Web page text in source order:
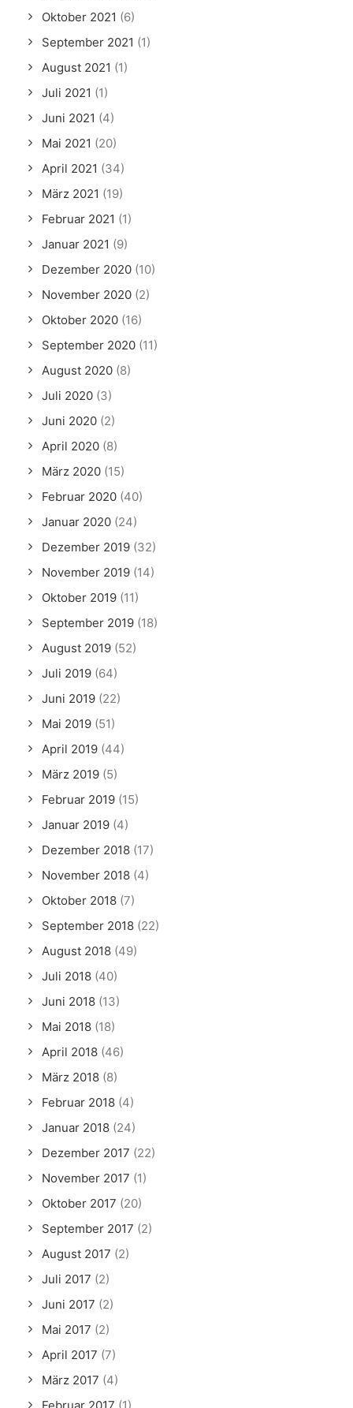
Oktober 2021 (6)
September 2021 (1)
August 2021 (1)
Juli 2021 (1)
Juni 2021 (4)
Mai 2021 (20)
April 2021 (34)
März 2021 (19)
Februar 2021 (1)
Januar 2021 (9)
Dezember 2020 (10)
November 2020 (2)
Oktober 2020 (16)
September 2020 (11)
August 2020 (8)
Juli 2020 (3)
Juni 2020 (2)
April 2020 (8)
März 2020 (15)
Februar 2020 (40)
Januar 2020 (24)
Dezember 2019 (32)
November 2019 (14)
Oktober 2019 (11)
September 2019 (18)
August 2019 (52)
Juli 2019 (64)
Juni 2019 (22)
Mai 2019 (51)
April 2019 (44)
März 2019 (5)
Februar 2019 (15)
Januar 2019 (4)
Dezember 2018 (17)
November 2018 (4)
Oktober 2018 (7)
September 2018 (22)
August 2018 (49)
Juli 2018 (40)
Juni 2018 (13)
Mai 2018 (18)
April 2018 (46)
März 2018 (8)
Februar 2018 (4)
Januar 2018 (24)
Dezember 2017 (22)
November 2017 (1)
Oktober 2017 (20)
September 2017 (2)
August 2017 (2)
Juli 2017 (2)
Juni 2017 (2)
Mai 2017 (2)
April 2017 (7)
März 2017 (4)